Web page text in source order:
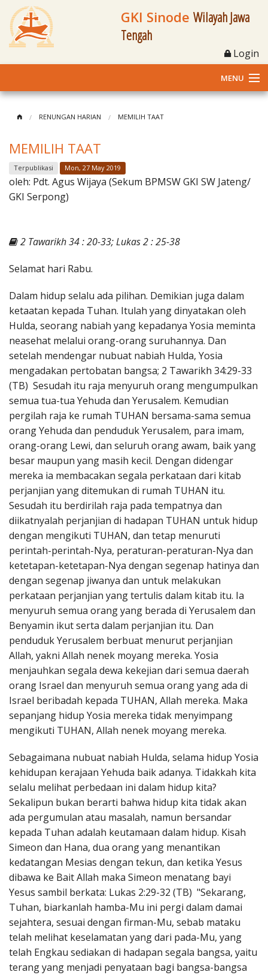
GKI Sinode Wilayah Jawa
Tengah
Login
MENU
Klasis dan Jemaat
Berita Kegiatan
Materi
RENUNGAN HARIAN MEMILIH TAAT
MEMILIH TAAT
Terpublikasi Mon, 27 May 2019
oleh: Pdt. Agus Wijaya (Sekum BPMSW GKI SW Jateng/
GKI Serpong)
2 Tawarikh 34 : 20-33; Lukas 2 : 25-38
Selamat hari Rabu.
Dalam hidup selalu ada pilihan. Demikian juga dalam
ketaatan kepada Tuhan. Itulah yang dinyatakan oleh
Hulda, seorang nabiah yang kepadanya Yosia meminta
neasehat melalui orang-orang suruhannya. Dan
setelah mendengar nubuat nabiah Hulda, Yosia
mengadakan pertobatan bangsa; 2 Tawarikh 34:29-33
(TB) Sesudah itu raja menyuruh orang mengumpulkan
semua tua-tua Yehuda dan Yerusalem. Kemudian
pergilah raja ke rumah TUHAN bersama-sama semua
orang Yehuda dan penduduk Yerusalem, para imam,
orang-orang Lewi, dan seluruh orang awam, baik yang
besar maupun yang masih kecil. Dengan didengar
mereka ia membacakan segala perkataan dari kitab
perjanjian yang ditemukan di rumah TUHAN itu.
Sesudah itu berdirilah raja pada tempatnya dan
diikatnyalah perjanjian di hadapan TUHAN untuk hidup
dengan mengikuti TUHAN, dan tetap menuruti
perintah-perintah-Nya, peraturan-peraturan-Nya dan
ketetapan-ketetapan-Nya dengan segenap hatinya dan
dengan segenap jiwanya dan untuk melakukan
perkataan perjanjian yang tertulis dalam kitab itu. Ia
menyuruh semua orang yang berada di Yerusalem dan
Benyamin ikut serta dalam perjanjian itu. Dan
penduduk Yerusalem berbuat menurut perjanjian
Allah, yakni Allah nenek moyang mereka. Yosia
menjauhkan segala dewa kekejian dari semua daerah
orang Israel dan menyuruh semua orang yang ada di
Israel beribadah kepada TUHAN, Allah mereka. Maka
sepanjang hidup Yosia mereka tidak menyimpang
mengikuti TUHAN, Allah nenek moyang mereka.
Sebagaimana nubuat nabiah Hulda, selama hidup Yosia
kehidupan kerajaan Yehuda baik adanya. Tidakkah kita
selalu melihat perbedaan ini dalam hidup kita?
Sekalipun bukan berarti bahwa hidup kita tidak akan
ada pergumulan atau masalah, namun bersandar
kepada Tuhan adalah keutamaan dalam hidup. Kisah
Simeon dan Hana, dua orang yang menantikan
kedatangan Mesias dengan tekun, dan ketika Yesus
dibawa ke Bait Allah maka Simeon menatang bayi
Yesus sambil berkata: Lukas 2:29-32 (TB) "Sekarang,
Tuhan, biarkanlah hamba-Mu ini pergi dalam damai
sejahtera, sesuai dengan firman-Mu, sebab mataku
telah melihat keselamatan yang dari pada-Mu, yang
telah Engkau sediakan di hadapan segala bangsa, yaitu
terang yang menjadi penyataan bagi bangsa-bangsa